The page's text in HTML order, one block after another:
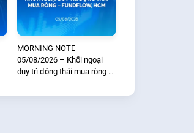
MORNING NOTE
05/08/2026 – Khối ngoại
duy trì động thái mua ròng –